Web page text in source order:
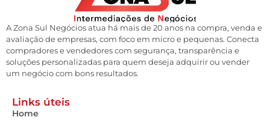
A Zona Sul Negócios atua há mais de 20 anos na compra, venda e
avaliação de empresas, com foco em micro e pequenas. Conecta
compradores e vendedores com segurança, transparência e
soluções personalizadas para quem deseja adquirir ou vender
um negócio com bons resultados.
Links úteis
Home